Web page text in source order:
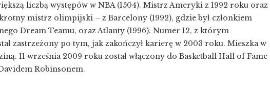
liczbą występów w NBA (1504). Mistrz Ameryki z 1992 roku oraz
mistrz olimpijski – z Barcelony (1992), gdzie był członkiem
Dream Teamu, oraz Atlanty (1996). Numer 12, z którym
zastrzeżony po tym, jak zakończył karierę w 2003 roku. Mieszka w
11 września 2009 roku został włączony do Basketball Hall of Fame
Robinsonem.